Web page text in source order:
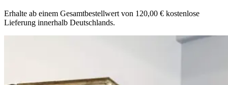
Erhalte ab einem Gesamtbestellwert von 120,00 € kostenlose
Lieferung innerhalb Deutschlands.